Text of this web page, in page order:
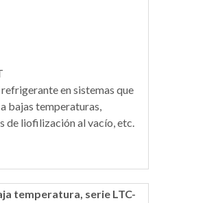
en sistemas que
bajas temperaturas,
de liofilización al vacío, etc.
temperatura, serie LTC-